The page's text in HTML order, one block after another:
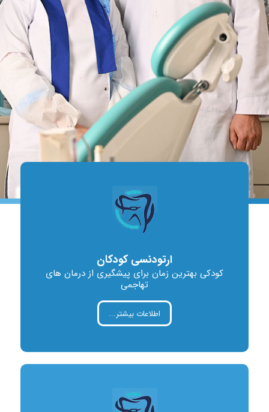
ارتودنسی کودکان
کودکی بهترین زمان برای پیشگیری از درمان های
تهاجمی
اطلاعات بیشتر...